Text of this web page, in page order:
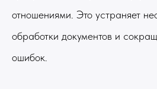
отношениями. Это устраняет
обработки документов и
ошибок.